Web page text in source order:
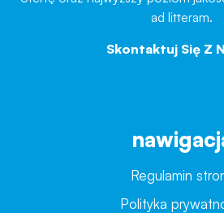
ad litteram.
Skontaktuj Się Z
Regulamin
Polityka